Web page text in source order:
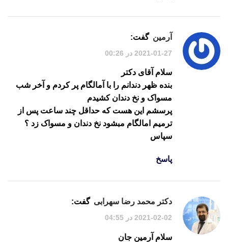
آرمین گفت:
2021-01-27 در 00:26
سلام آقای دکتر
بنده ظهر دندانم را با آمالگام پر کردم و آخر شب
مسواک و نخ دندان کشیدم
پرسشم این هست که حداقل چند ساعت پس از
ترمیم امالگام مبشود نخ دندان و مسواک زد ؟
سپاس
پاسخ
دکتر محمد رضا سهرابی گفت:
2021-02-02 در 04:55
سلام آرمین جان